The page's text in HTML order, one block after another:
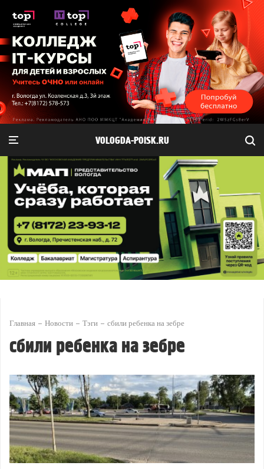
VOLOGDA-POISK.RU
Главная Новости Тэги сбили ребенка на зебре
сбили ребенка на зебре